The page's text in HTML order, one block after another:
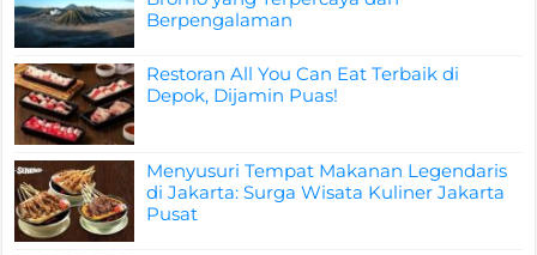
Berpengalaman
Restoran All You Can Eat Terbaik di
Depok, Dijamin Puas!
Menyusuri Tempat Makanan Legendaris
di Jakarta: Surga Wisata Kuliner Jakarta
Pusat